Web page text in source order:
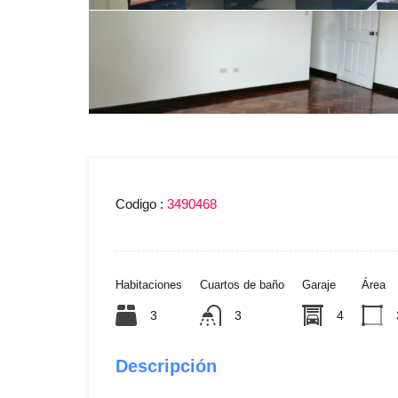
Codigo : 3490468
Habitaciones
3
Cuartos de baño
3
Garaje
4
Área
Descripción